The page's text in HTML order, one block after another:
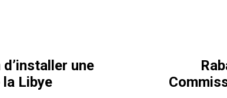
une
Libye